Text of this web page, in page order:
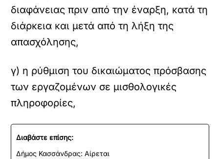
διαφάνειας πριν από την έναρξη, κατά τη
διάρκεια και μετά από τη λήξη της
απασχόλησης,
γ) η ρύθμιση του δικαιώματος πρόσβασης
των εργαζομένων σε μισθολογικές
πληροφορίες,
Διαβάστε επίσης:
Δήμος Κασσάνδρας: Αίρεται